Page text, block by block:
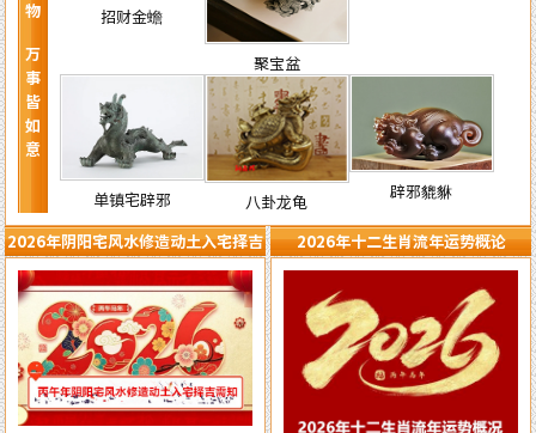
招财金蟾
聚宝盆
单镇宅辟邪 八卦龙龟 辟邪貔貅
2026年阴阳宅风水修造动土入宅择吉
需知
2026年十二生肖流年运势概论